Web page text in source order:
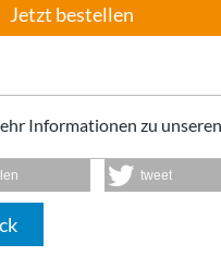
Jetzt bestellen
Informationen zu
tweet